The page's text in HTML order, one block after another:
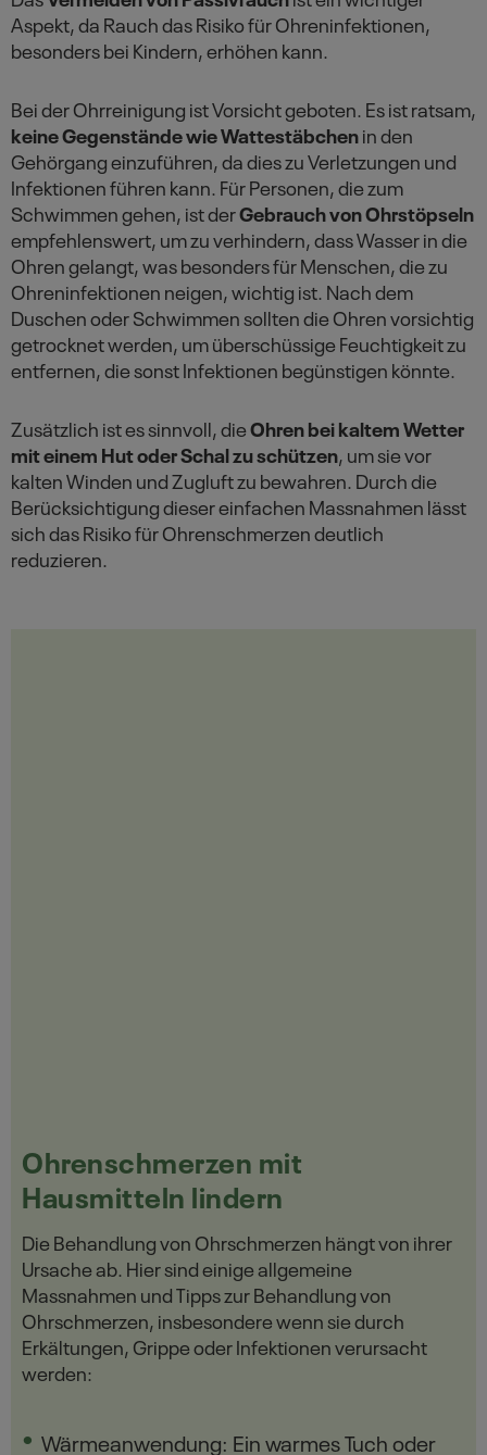
Aspekt, da Rauch das Risiko für Ohreninfektionen,
besonders bei Kindern, erhöhen kann.
Bei der Ohrreinigung ist Vorsicht geboten. Es ist ratsam,
keine Gegenstände wie Wattestäbchenin den
Gehörgang einzuführen, da dies zu Verletzungen und
Infektionen führen kann. Für Personen, die zum
Schwimmen gehen, ist derGebrauch von Ohrstöpseln
empfehlenswert, um zu verhindern, dass Wasser in die
Ohren gelangt, was besonders für Menschen, die zu
Ohreninfektionen neigen, wichtig ist. Nach dem
Duschen oder Schwimmen sollten die Ohren vorsichtig
getrocknet werden, um überschüssige Feuchtigkeit zu
entfernen, die sonst Infektionen begünstigen könnte.
Zusätzlich ist es sinnvoll, dieOhren bei kaltem Wetter
mit einem Hut oder Schal zu schützen, um sie vor
kalten Winden und Zugluft zu bewahren. Durch die
Berücksichtigung dieser einfachen Massnahmen lässt
sich das Risiko für Ohrenschmerzen deutlich
reduzieren.
Ohrenschmerzen mit
Hausmitteln lindern
Die Behandlung von Ohrschmerzen hängt von ihrer
Ursache ab. Hier sind einige allgemeine
Massnahmen und Tipps zur Behandlung von
Ohrschmerzen, insbesondere wenn sie durch
Erkältungen, Grippe oder Infektionen verursacht
werden:
Wärmeanwendung: Ein warmes Tuch oder